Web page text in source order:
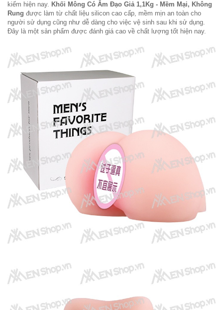
kiếm hiện nay. Khối Mông Có Âm Đạo Giả 1,1Kg - Mềm Mại, Không
Rung được làm từ chất liệu silicon cao cấp, mềm mịn an toàn cho
người sử dụng cũng như dễ dàng cho việc vệ sinh sau khi sử dụng.
Đây là một sản phẩm được đánh giá cao về chất lượng tốt hiện nay.